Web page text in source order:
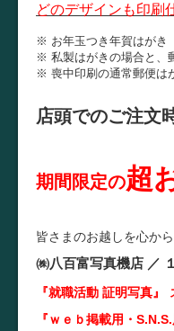
どのデザインも印刷
※ お年玉つき年賀はがき
※ 私製はがきの場合と、
※ 喪中印刷の通常郵便は
店頭でのご注文
期間限定の超
皆さまのお越しを心か
㈱八百富写真機店 ／
『就職活動 証明写真』
『ｗｅｂ掲載用・S.N.S.